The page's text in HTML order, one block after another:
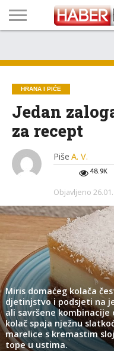
TECH
PROGRAM
PROGNOZA
PUTEVIMA
LISTA
NAMA
HRANA I PIĆE
Jedan
za recept
Piše A. V.
48.9K
Objavljeno
Miris domaćeg kolača
djetinjstvo i podsjeti na
ali savršene kombinacije
kolač spaja nježnu
marelice s kremastim
tope u ustima.